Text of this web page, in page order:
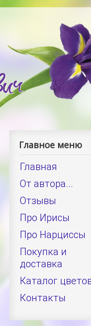
Главное меню
Главная
От автора...
Отзывы
Про Ирисы
Про Нарциссы
Покупка и
доставка
Каталог
Контакты